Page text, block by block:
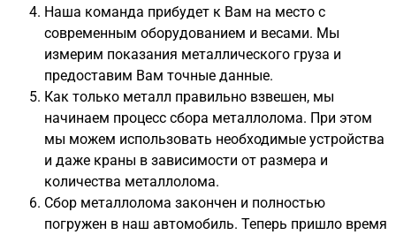
Наша команда прибудет к Вам на место с
современным оборудованием и весами. Мы
измерим показания металлического груза и
предоставим Вам точные данные.
Как только металл правильно взвешен, мы
начинаем процесс сбора металлолома. При этом
мы можем использовать необходимые устройства
и даже краны в зависимости от размера и
количества металлолома.
Сбор металлолома закончен и полностью
погружен в наш автомобиль. Теперь пришло время